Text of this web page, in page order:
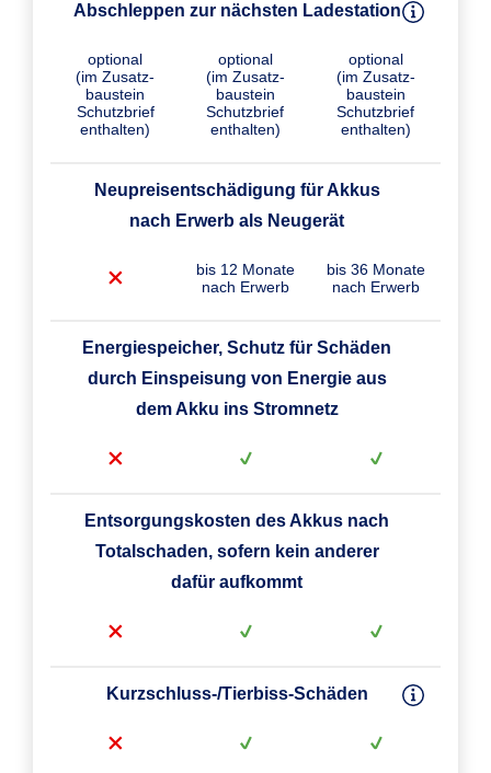
Abschleppen zur nächsten Ladestation
optional
(im Zusatz­
baustein
Schutzbrief
enthalten)
optional
(im Zusatz­
baustein
Schutzbrief
enthalten)
optional
(im Zusatz­
baustein
Schutzbrief
enthalten)
Neupreisentschädigung für Akkus
nach Erwerb als Neugerät
bis 12 Monate
nach Erwerb
bis 36 Monate
nach Erwerb
Energiespeicher, Schutz für Schäden
durch Einspeisung von Energie aus
dem Akku ins Stromnetz
Entsorgungskosten des Akkus nach
Totalschaden, sofern kein anderer
dafür aufkommt
Kurzschluss-/Tierbiss-Schäden